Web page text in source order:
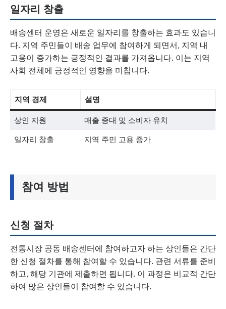
일자리 창출
배송센터 운영은 새로운 일자리를 창출하는 효과도 있습니
다. 지역 주민들이 배송 업무에 참여하게 되면서, 지역 내
고용이 증가하는 긍정적인 결과를 가져옵니다. 이는 지역
사회 전체에 긍정적인 영향을 미칩니다.
지역 경제 설명
상인 지원 매출 증대 및 소비자 유치
일자리 창출 지역 주민 고용 증가
참여 방법
신청 절차
전통시장 공동 배송센터에 참여하고자 하는 상인들은 간단
한 신청 절차를 통해 참여할 수 있습니다. 관련 서류를 준비
하고, 해당 기관에 제출하면 됩니다. 이 과정은 비교적 간단
하여 많은 상인들이 참여할 수 있습니다.